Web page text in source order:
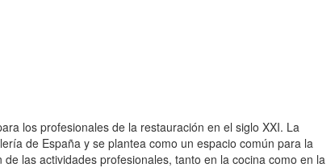
los profesionales de la restauración en el siglo XXI. La
de España y se plantea como un espacio común para la
las actividades profesionales, tanto en la cocina como en la